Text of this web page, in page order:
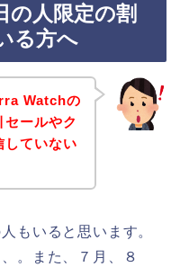
の人限定の割
る方へ
Watchの
ールやク
していない
もいると思います。
。また、７月、８